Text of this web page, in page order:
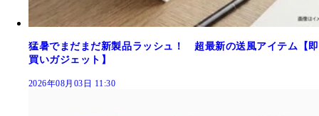
猛暑でまだまだ新製品ラッシュ！ 超最新の送風アイテム【即
買いガジェット】
2026年08月03日 11:30